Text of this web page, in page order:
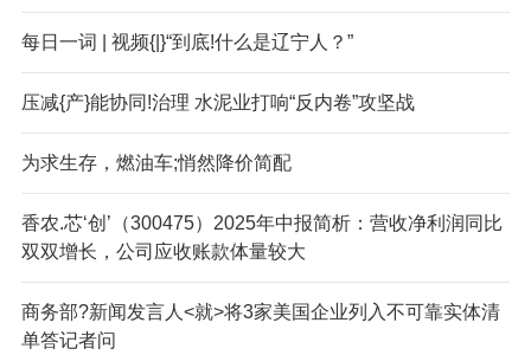
每日一词 | 视频{|}“到底!什么是辽宁人？”
压减{产}能协同!治理 水泥业打响“反内卷”攻坚战
为求生存，燃油车;悄然降价简配
香农.芯‘创’（300475）2025年中报简析：营收净利润同比
双双增长，公司应收账款体量较大
商务部?新闻发言人<就>将3家美国企业列入不可靠实体清
单答记者问